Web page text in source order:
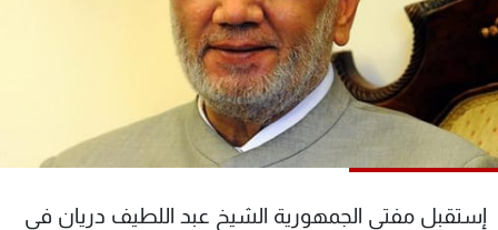
إستقبل مفتي الجمهورية الشيخ عبد اللطيف دريان في
البرامج
جدول البرامج
شاهد البرامج